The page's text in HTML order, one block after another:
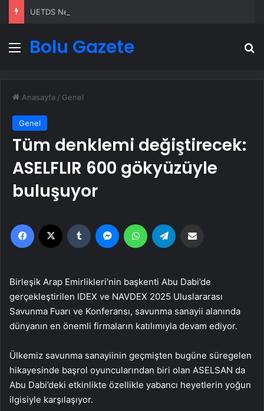
Menü
Bolu Gazete
Anasayfa / Genel
Genel
Tüm denklemi değiştirecek:
ASELFLIR 600 gökyüzüyle
buluşuyor
Facebook Tumblr MessengerWhatsApp
Birleşik Arap Emirlikleri’nin başkenti Abu Dabi’de
gerçekleştirilen IDEX ve NAVDEX 2025 Uluslararası
Savunma Fuarı ve Konferansı, savunma sanayii alanında
dünyanın en önemli firmaların katılımıyla devam ediyor.
Ülkemiz savunma sanayiinin geçmişten bugüne süregelen
hikayesinde başrol oyuncularından biri olan ASELSAN da
Abu Dabi’deki etkinlikte özellikle yabancı heyetlerin yoğun
ilgisiyle karşılaşıyor.